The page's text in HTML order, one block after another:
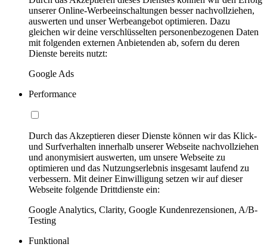
unserer Online-Werbeeinschaltungen besser nachvollziehen,
auswerten und unser Werbeangebot optimieren. Dazu
gleichen wir deine verschlüsselten personenbezogenen Daten
mit folgenden externen Anbietenden ab, sofern du deren
Dienste bereits nutzt:
Google Ads
Performance
Durch das Akzeptieren dieser Dienste können wir das Klick-
und Surfverhalten innerhalb unserer Webseite nachvollziehen
und anonymisiert auswerten, um unsere Webseite zu
optimieren und das Nutzungserlebnis insgesamt laufend zu
verbessern. Mit deiner Einwilligung setzen wir auf dieser
Webseite folgende Drittdienste ein:
Google Analytics, Clarity, Google Kundenrezensionen, A/B-
Testing
Funktional